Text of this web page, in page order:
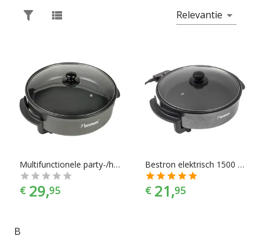
elektrische pannen vind je bij Chef99. Voor de perfecte crêpe
heb je natuurlijk de perfecte crêpe maker nodig en wil je eten
Of je nou een crêpe maker, een elektrische wok of of een
partypan zoekt, je vindt makkelijk wat je nodig hebt bij
Chef99. En dat alles onder het mom: “Gemak dient de chef”.
Elektrische pannen zijn er te vinden in alle prijscategorieën,
voor ieder is er wel wat wils. En met ook nog eens de juiste
kleurselectie vind je de kleur die het beste bij jouw
keukeninrichting past.
Relevantie
Multifunctionele party-/hapjespan AHP1500Z
€ 29,95
Bestron elektrisch 1500 W AHP1200 - hapjespan
€ 21,95
B